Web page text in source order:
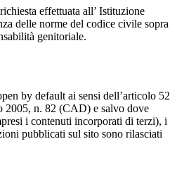
effettuata all’ Istituzione
delle norme del codice civile sopra
genitoriale.
by default ai sensi dell’articolo 52
2005, n. 82 (CAD) e salvo dove
i contenuti incorporati di terzi), i
pubblicati sul sito sono rilasciati